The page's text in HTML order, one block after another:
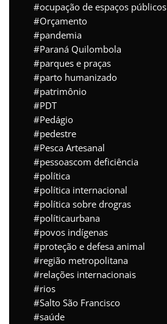
ocupação de espaços públicos
Orçamento
pandemia
Paraná Quilombola
parques e praças
parto humanizado
patrimônio
PDT
Pedágio
pedestre
Pesca Artesanal
pessoascom deficiência
política
política internacional
política sobre drogras
políticaurbana
povos indígenas
proteção e defesa animal
região metropolitana
relações internacionais
rios
Salto São Francisco
saúde